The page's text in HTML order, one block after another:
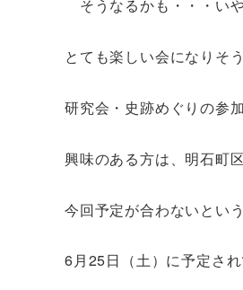
そうなるかも・・・い
とても楽しい会になりそ
研究会・史跡めぐりの参
興味のある方は、明石町
今回予定が合わないとい
6月25日（土）に予定さ